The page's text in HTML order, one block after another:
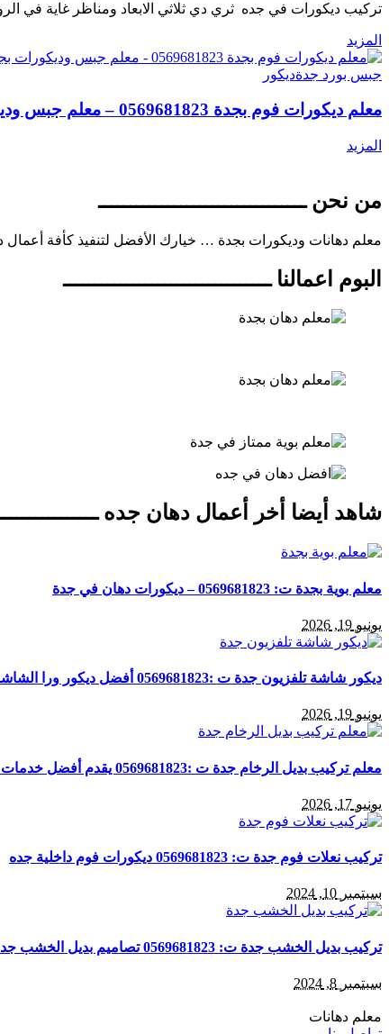
تركيب ديكورات في جده ثري دي ثلاثي الابعاد ومناظر غاية في
المزيد
جبس بورد جدةديكور
معلم ديكورات فوم بجدة 0569681823 – معلم جبس وديكورات بجده
المزيد
من نحن ـــــــــــــــــــــــــــــــــ
معلم دهانات وديكورات بجدة … خيارك الأفضل لتنفيذ كأفة
البوم اعمالنا ـــــــــــــــــــــــــــــــــ
شاهد أيضا أخر أعمال دهان جده
معلم بوية بجدة ت: 0569681823 – ديكورات دهان في جدة
يونيو 19, 2026
ديكور شاشة تلفزيون جدة ت :0569681823 أفضل ديكور ورا الشاشة بجدة
يونيو 19, 2026
معلم تركيب بديل الرخام جدة ت :0569681823 يقدم أفضل خدمات تركيب بديل الرخام بجدة
يونيو 17, 2026
تركيب نعلات فوم جدة ت: 0569681823 ديكورات فوم داخلية جده
سبتمبر 10, 2024
تركيب بديل الخشب جدة ت: 0569681823 تصاميم بديل الخشب جدة
سبتمبر 8, 2024
معلم دهانات